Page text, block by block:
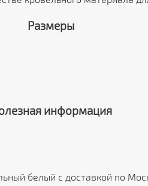
Размеры
информация
белый с доставкой по